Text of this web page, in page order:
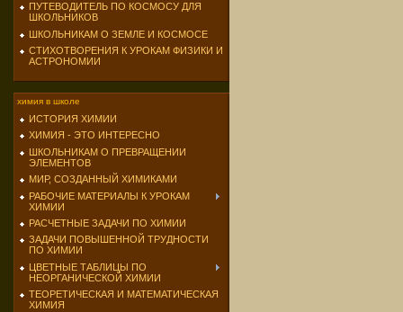
ПУТЕВОДИТЕЛЬ ПО КОСМОСУ ДЛЯ
ШКОЛЬНИКОВ
ШКОЛЬНИКАМ О ЗЕМЛЕ И КОСМОСЕ
СТИХОТВОРЕНИЯ К УРОКАМ ФИЗИКИ И
АСТРОНОМИИ
химия в школе
ИСТОРИЯ ХИМИИ
ХИМИЯ - ЭТО ИНТЕРЕСНО
ШКОЛЬНИКАМ О ПРЕВРАЩЕНИИ
ЭЛЕМЕНТОВ
МИР, СОЗДАННЫЙ ХИМИКАМИ
РАБОЧИЕ МАТЕРИАЛЫ К УРОКАМ
ХИМИИ
РАСЧЕТНЫЕ ЗАДАЧИ ПО ХИМИИ
ЗАДАЧИ ПОВЫШЕННОЙ ТРУДНОСТИ
ПО ХИМИИ
ЦВЕТНЫЕ ТАБЛИЦЫ ПО
НЕОРГАНИЧЕСКОЙ ХИМИИ
ТЕОРЕТИЧЕСКАЯ И МАТЕМАТИЧЕСКАЯ
ХИМИЯ